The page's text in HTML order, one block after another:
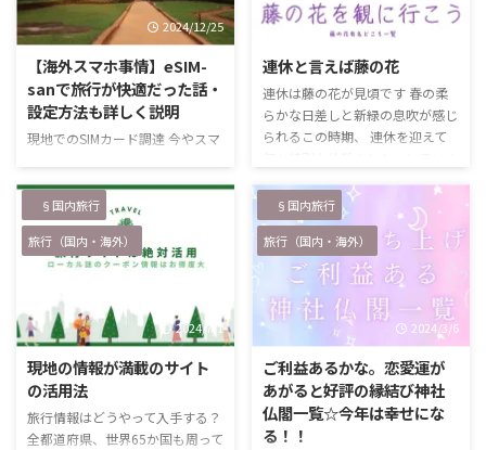
2024/12/25
【海外スマホ事情】eSIM-
sanで旅行が快適だった話・
設定方法も詳しく説明
現地でのSIMカード調達 今やスマ
なってしまいましたが、皆さん
「海外でのスマホ」どうしてます
か？ 私は、以前は「現地の空
港」で「SIMカード」を購入して
いました。 現地の飛行場につい
で購入。 事前に調べて行くけれ
ど、中には情報が古くお店自体が
いたり、思ってた以上に高くて空
港で買うのを諦めざる得なかった
りとロシアンルーレット的な所が
あって、SIMについては結構スト
2024/5/6
連休と言えば藤の花
連休は藤の花が見頃です 春の柔
らかな日差しと新緑の息吹が感じ
られるこの時期、 連休を迎えて
のSNSにアップされるあの美しい
花 紫色、言えば皆さん分かるで
しょうか？ 日本の春の象徴の一
つである、美しい藤の花を見に出
かけましょう！ 藤の花は、その
優雅な美しさで知られ、長い房が
風に揺れる姿は、見る人の心を穏
時期、全国各地で藤の名所が華や
ぎます。 各地の公園や神社が有
名ですが、アクセスしやすい場所
も多いので是非足を運んでみて …
§国内旅行
旅行（国内・海外）
2024/7/1
現地の情報が満載のサイト
の活用法
旅行情報はどうやって入手する？
全都道府県、世界65か国も周って
§国内旅行
旅行（国内・海外）
2024/3/6
ご利益あるかな。恋愛運が
あがると好評の縁結び神社
仏閣一覧☆今年は幸せにな
る！！